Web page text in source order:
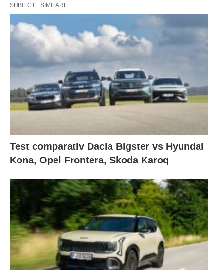
SUBIECTE SIMILARE
Test comparativ Dacia Bigster vs Hyundai
Kona, Opel Frontera, Skoda Karoq